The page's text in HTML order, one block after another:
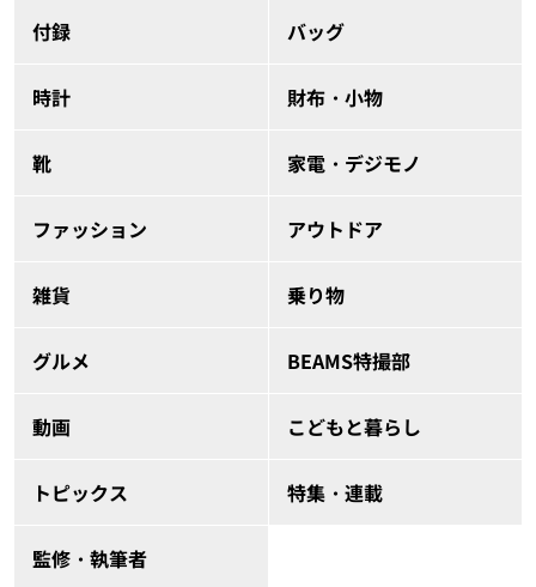
付録 バッグ
時計 財布・小物
靴 家電・デジモノ
ファッション アウトドア
雑貨 乗り物
グルメ BEAMS特撮部
動画 こどもと暮らし
トピックス 特集・連載
監修・執筆者